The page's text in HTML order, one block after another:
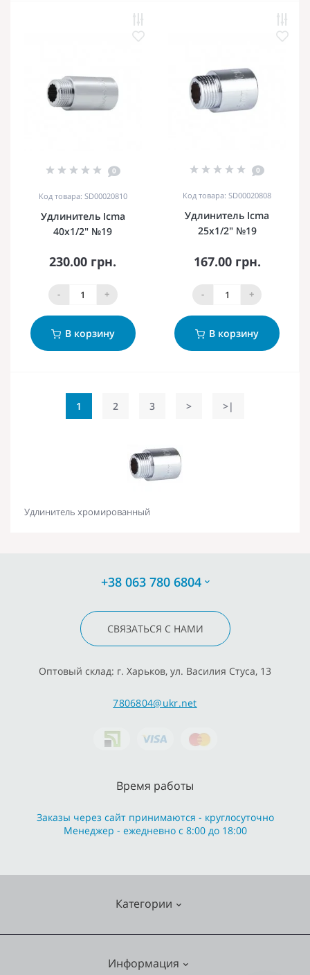
0
Код товара: SD00020810
Удлинитель Icma
40х1/2" №19
230.00 грн.
- +
В корзину
0
Код товара: SD00020808
Удлинитель Icma
25х1/2" №19
167.00 грн.
- +
В корзину
1 2 3 > >|
Удлинитель хромированный
+38 063 780 6804
СВЯЗАТЬСЯ С НАМИ
Оптовый склад: г. Харьков, ул. Василия Стуса, 13
7806804@ukr.net
Категории
Информация
Время работы
Заказы через сайт принимаются - круглосуточно
Менеджер - ежедневно с 8:00 до 18:00